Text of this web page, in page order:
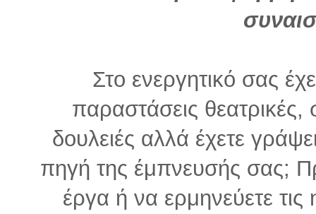
Στο ενεργητικό σας
παραστάσεις θεατρικές,
δουλειές αλλά έχετε
πηγή της έμπνευσής σας;
έργα ή να ερμηνεύετε